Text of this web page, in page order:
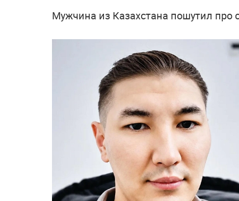
Мужчина из Казахстана пошутил про